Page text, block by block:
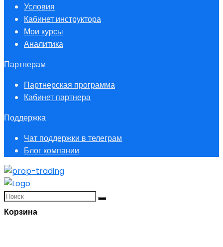
Условия
Кабинет инструктора
Мои курсы
Аналитика
Партнерам
Партнерская программа
Кабинет партнера
Поддержка
Чат поддержки в телеграм
Блог компании
Корзина